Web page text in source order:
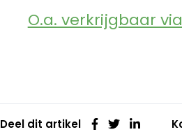
O.a. verkrijgbaar
Deel dit artikel